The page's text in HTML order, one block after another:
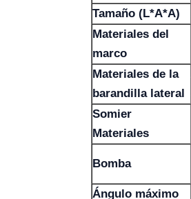
Tamaño (L*A*A)
Materiales del
marco
Materiales de la
barandilla lateral
Somier
Materiales
Bomba
Ángulo máximo